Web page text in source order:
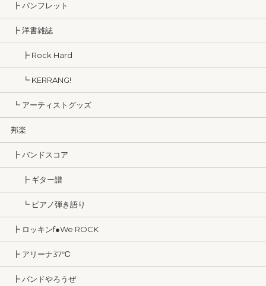
┣ パンフレット
┣ 洋書雑誌
┣ Rock Hard
┗ KERRANG!
┗ アーティストグッズ
邦楽
┣ バンドスコア
┣ ギター譜
┗ ピアノ弾き語り
┣ ロッキンf●We ROCK
┣ アリーナ37℃
┣ バンドやろうぜ